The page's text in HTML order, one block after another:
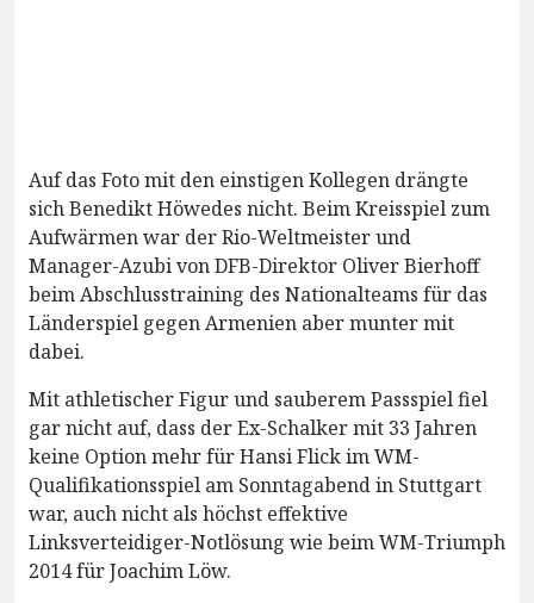
Auf das Foto mit den einstigen Kollegen drängte
sich Benedikt Höwedes nicht. Beim Kreisspiel zum
Aufwärmen war der Rio-Weltmeister und
Manager-Azubi von DFB-Direktor Oliver Bierhoff
beim Abschlusstraining des Nationalteams für das
Länderspiel gegen Armenien aber munter mit
dabei.
Mit athletischer Figur und sauberem Passspiel fiel
gar nicht auf, dass der Ex-Schalker mit 33 Jahren
keine Option mehr für Hansi Flick im WM-
Qualifikationsspiel am Sonntagabend in Stuttgart
war, auch nicht als höchst effektive
Linksverteidiger-Notlösung wie beim WM-Triumph
2014 für Joachim Löw.